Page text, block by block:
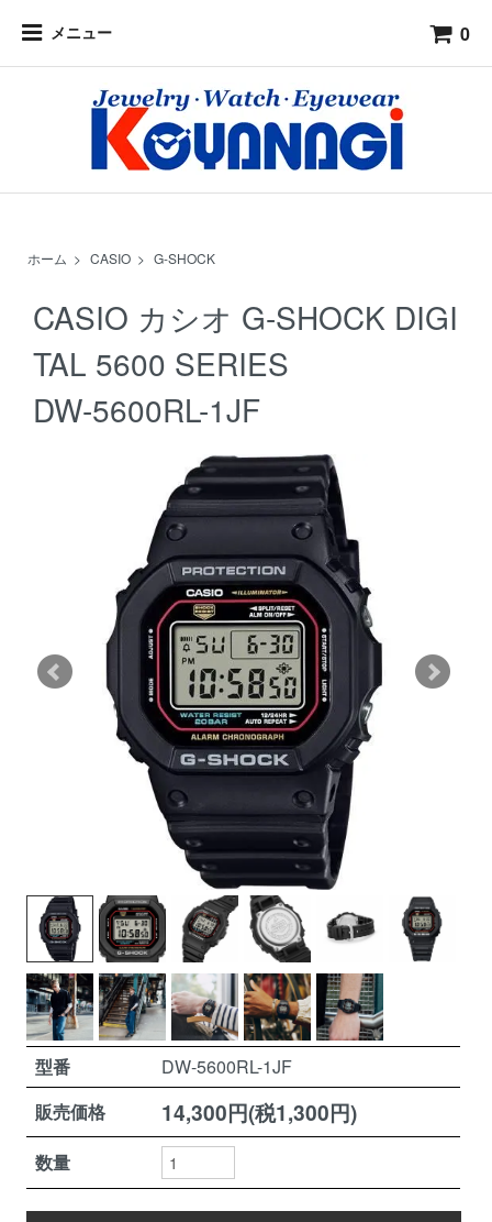
メニュー 0
ホーム > CASIO > G-SHOCK
CASIO カシオ G-SHOCK DIGI
TAL 5600 SERIES
DW-5600RL-1JF
型番
DW-5600RL-1JF
販売価格
14,300円(税1,300円)
数量